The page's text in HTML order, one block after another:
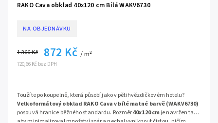
RAKO Cava obklad 40x120 cm Bílá WAKV6730
NA OBJEDNÁVKU
720,66 Kč bez DPH
1 366 Kč 872 Kč / m²
Toužíte po koupelně, která působí jako v pětihvězdičkovém hotelu?
Velkoformátový obklad RAKO Cava v bílé matné barvě (WAKV6730)
posouvá hranice běžného standardu. Rozměr40x120 cmje navržen tak,